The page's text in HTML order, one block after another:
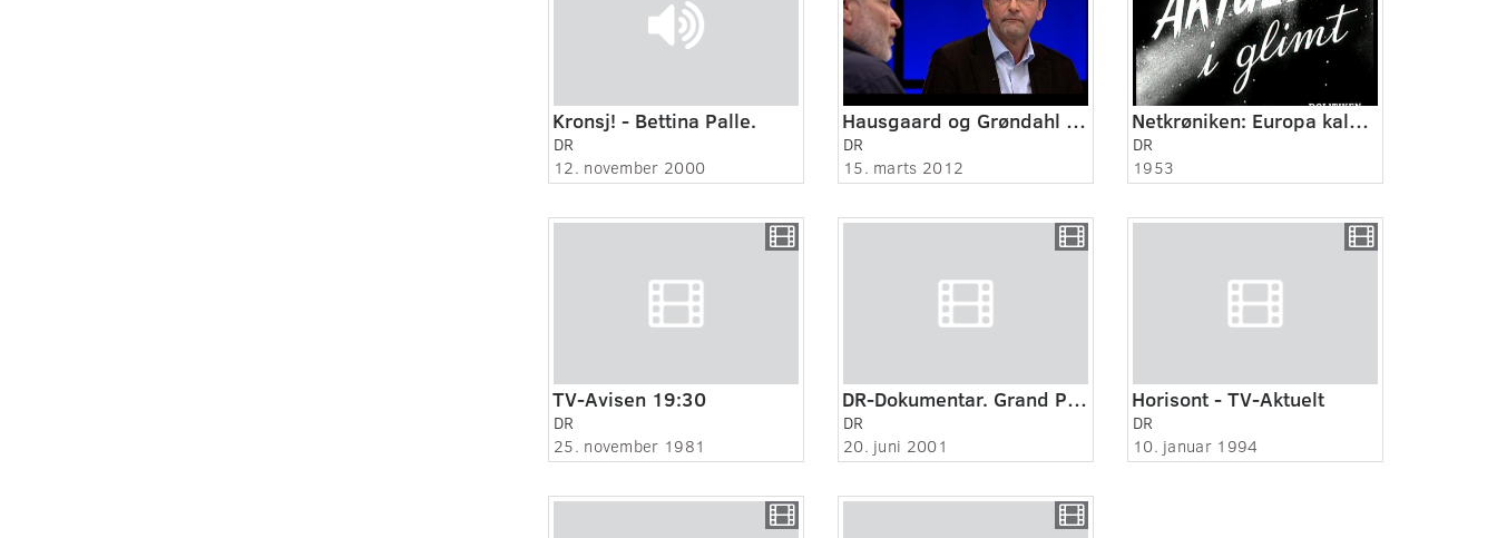
Kronsj! - Bettina Palle.
DR
12. november 2000
Hausgaard og Grøndahl om EU
DR
15. marts 2012
Netkrøniken: Europa kalder
DR
1953
TV-Avisen 19:30
DR
25. november 1981
DR-Dokumentar. Grand Prix for millioner, 2:2. Det store brag.
DR
20. juni 2001
Horisont - TV-Aktuelt
DR
10. januar 1994